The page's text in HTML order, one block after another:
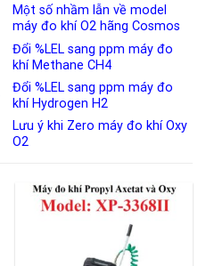
Một số nhầm lẫn về model
máy đo khí O2 hãng Cosmos
Đổi %LEL sang ppm máy đo
khí Methane CH4
Đổi %LEL sang ppm máy đo
khí Hydrogen H2
Lưu ý khi Zero máy đo khí Oxy
O2